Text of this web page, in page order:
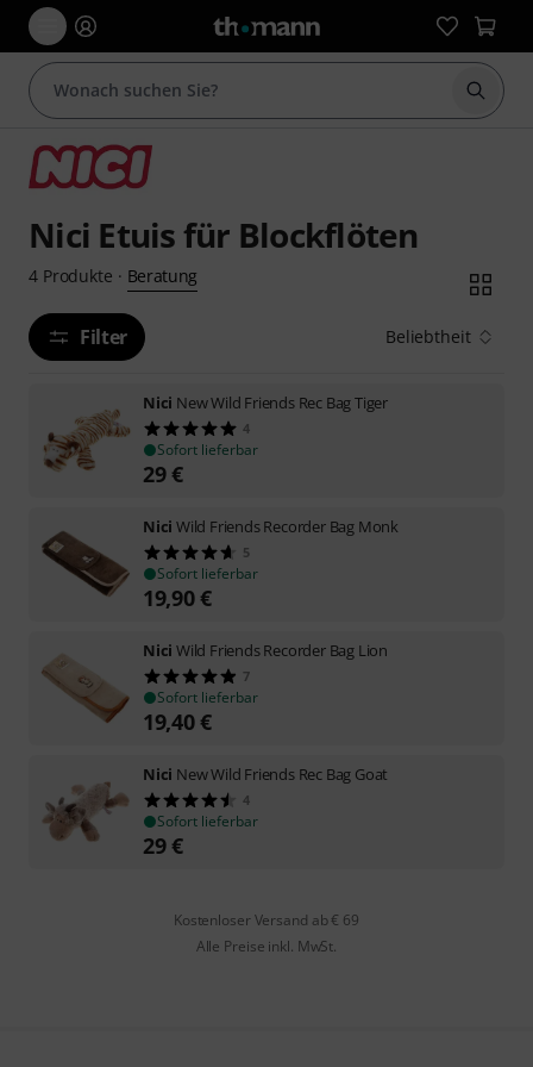
Suche
Nici Etuis für Blockflöten
4 Produkte · Beratung
Filter Beliebtheit
Nici New Wild Friends Rec Bag Tiger
4
Sofort lieferbar
29€
Nici Wild Friends Recorder Bag Monk
5
Sofort lieferbar
19,90€
Nici Wild Friends Recorder Bag Lion
7
Sofort lieferbar
19,40€
Nici New Wild Friends Rec Bag Goat
4
Sofort lieferbar
29€
Kostenloser Versand ab € 69
Alle Preise inkl. MwSt.